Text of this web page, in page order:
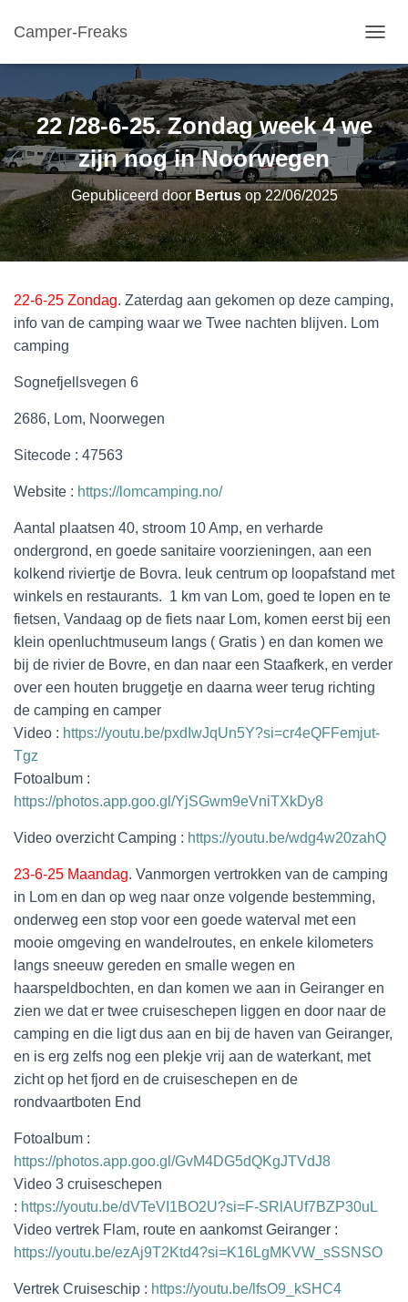
Camper-Freaks
22 /28-6-25. Zondag week 4 we
zijn nog in Noorwegen
Gepubliceerd doorBertusop22/06/2025
22-6-25 Zondag. Zaterdag aan gekomen op deze camping,
info van de camping waar we Twee nachten blijven. Lom
camping
Sognefjellsvegen 6
2686, Lom, Noorwegen
Sitecode : 47563
Website : https://lomcamping.no/
Aantal plaatsen 40, stroom 10 Amp, en verharde
ondergrond, en goede sanitaire voorzieningen, aan een
kolkend riviertje de Bovra. leuk centrum op loopafstand met
winkels en restaurants. 1 km van Lom, goed te lopen en te
fietsen, Vandaag op de fiets naar Lom, komen eerst bij een
klein openluchtmuseum langs ( Gratis ) en dan komen we
bij de rivier de Bovre, en dan naar een Staafkerk, en verder
over een houten bruggetje en daarna weer terug richting
de camping en camper
Video : https://youtu.be/pxdIwJqUn5Y?si=cr4eQFFemjut-
Tgz
Fotoalbum :
https://photos.app.goo.gl/YjSGwm9eVniTXkDy8
Video overzicht Camping : https://youtu.be/wdg4w20zahQ
23-6-25 Maandag. Vanmorgen vertrokken van de camping
in Lom en dan op weg naar onze volgende bestemming,
onderweg een stop voor een goede waterval met een
mooie omgeving en wandelroutes, en enkele kilometers
langs sneeuw gereden en smalle wegen en
haarspeldbochten, en dan komen we aan in Geiranger en
zien we dat er twee cruiseschepen liggen en door naar de
camping en die ligt dus aan en bij de haven van Geiranger,
en is erg zelfs nog een plekje vrij aan de waterkant, met
zicht op het fjord en de cruiseschepen en de
rondvaartboten End
Fotoalbum :
https://photos.app.goo.gl/GvM4DG5dQKgJTVdJ8
Video 3 cruiseschepen
: https://youtu.be/dVTeVI1BO2U?si=F-SRlAUf7BZP30uL
Video vertrek Flam, route en aankomst Geiranger :
https://youtu.be/ezAj9T2Ktd4?si=K16LgMKVW_sSSNSO
Vertrek Cruiseschip : https://youtu.be/lfsO9_kSHC4